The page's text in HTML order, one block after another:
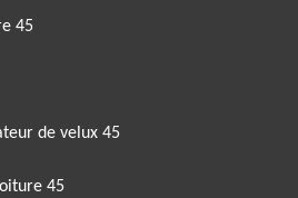
45
de velux 45
45